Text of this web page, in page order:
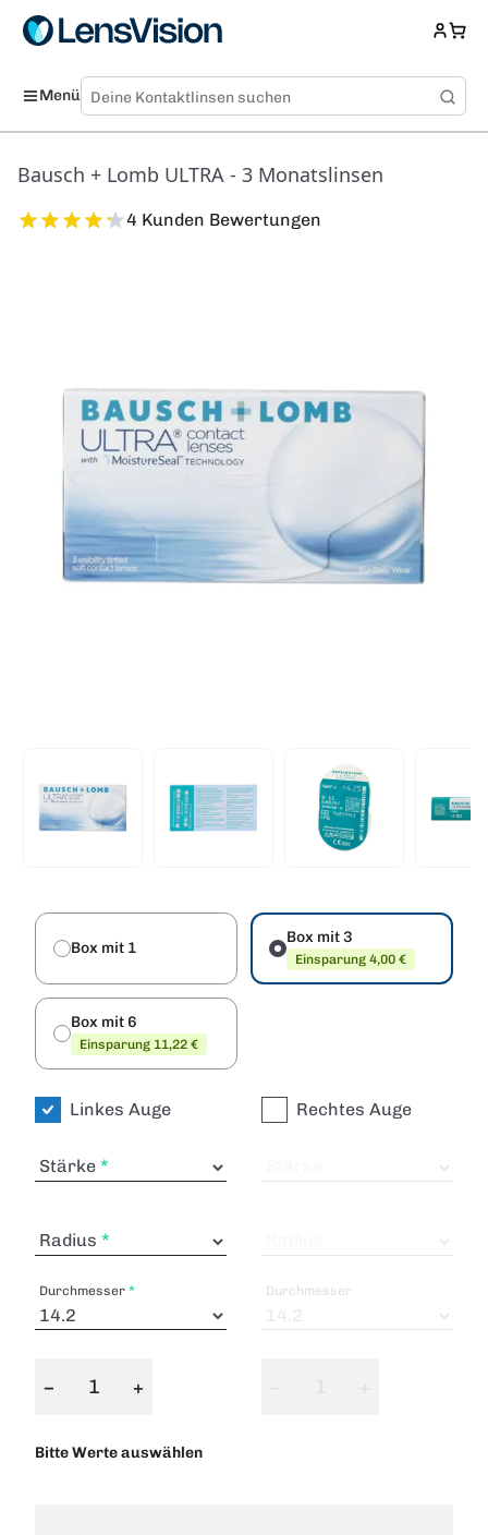
Menü
Bausch + Lomb ULTRA - 3 Monatslinsen
4 Kunden Bewertungen
Box mit 1
Box mit 3
Einsparung 4,00 €
Box mit 6
Einsparung 11,22 €
Linkes Auge
Stärke
Radius
Durchmesser
− +
Bitte Werte auswählen
Rechtes Auge
Durchmesser